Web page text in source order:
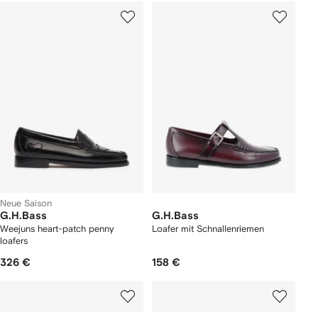
Neue Saison
G.H.Bass
Weejuns heart-patch penny
loafers
326 €
G.H.Bass
Loafer mit Schnallenriemen
158 €